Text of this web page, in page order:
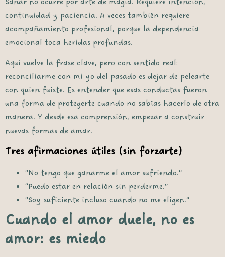
continuidad y paciencia. A veces también requiere
acompañamiento profesional, porque la dependencia
emocional toca heridas profundas.
Aquí vuelve la frase clave, pero con sentido real:
reconciliarme con mi yo del pasado es dejar de pelearte
con quien fuiste. Es entender que esas conductas fueron
una forma de protegerte cuando no sabías hacerlo de otra
manera. Y desde esa comprensión, empezar a construir
nuevas formas de amar.
Tres afirmaciones útiles (sin forzarte)
“No tengo que ganarme el amor sufriendo.”
“Puedo estar en relación sin perderme.”
“Soy suficiente incluso cuando no me eligen.”
Cuando el amor duele, no es
amor: es miedo